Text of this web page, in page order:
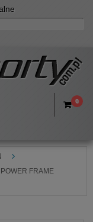
0
FRAME